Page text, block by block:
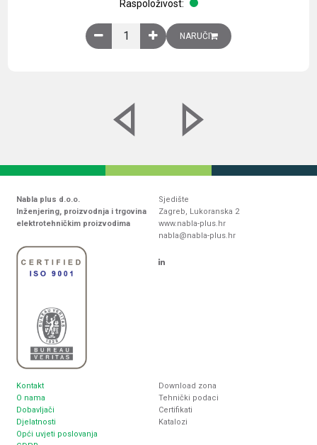
Raspoloživost:
Obična montažna ploča V1000xŠ800mm,
NARUČI
Nabla plus d.o.o.
Inženjering, proizvodnja i trgovina
elektrotehničkim proizvodima
Sjedište
Zagreb, Lukoranska 2
www.nabla-plus.hr
nabla@nabla-plus.hr
Kontakt
O nama
Dobavljači
Djelatnosti
Opći uvjeti poslovanja
Download zona
Tehnički podaci
Certifikati
Katalozi